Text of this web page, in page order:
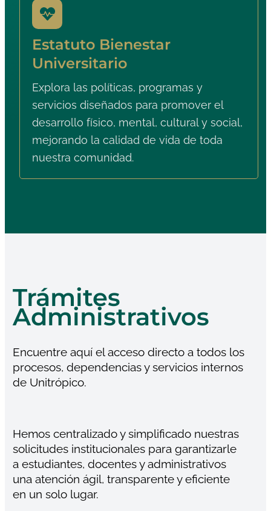
Estatuto Bienestar
Universitario
Explora las políticas, programas y
servicios diseñados para promover el
desarrollo físico, mental, cultural y social,
mejorando la calidad de vida de toda
nuestra comunidad.
Trámites
Administrativos
Encuentre aquí el acceso directo a todos los
procesos, dependencias y servicios internos
de Unitrópico.
Hemos centralizado y simplificado nuestras
solicitudes institucionales para garantizarle
a estudiantes, docentes y administrativos
una atención ágil, transparente y eficiente
en un solo lugar.